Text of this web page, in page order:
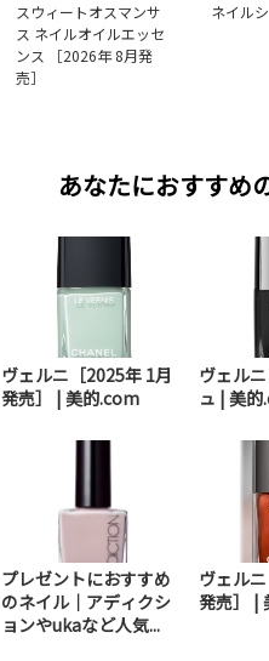
スウィートオスマンサ
ス ネイルオイルエッセ
ンス ［2026年 8月発
売］
ネイル
あなたにおすすめ
ヴェルニ［2025年 1月
発売］ | 美的.com
ヴェル
ュ | 美
プレゼントにおすすめ
のネイル｜アディクシ
ョンやukaなど人気...
ヴェル
発売］ |